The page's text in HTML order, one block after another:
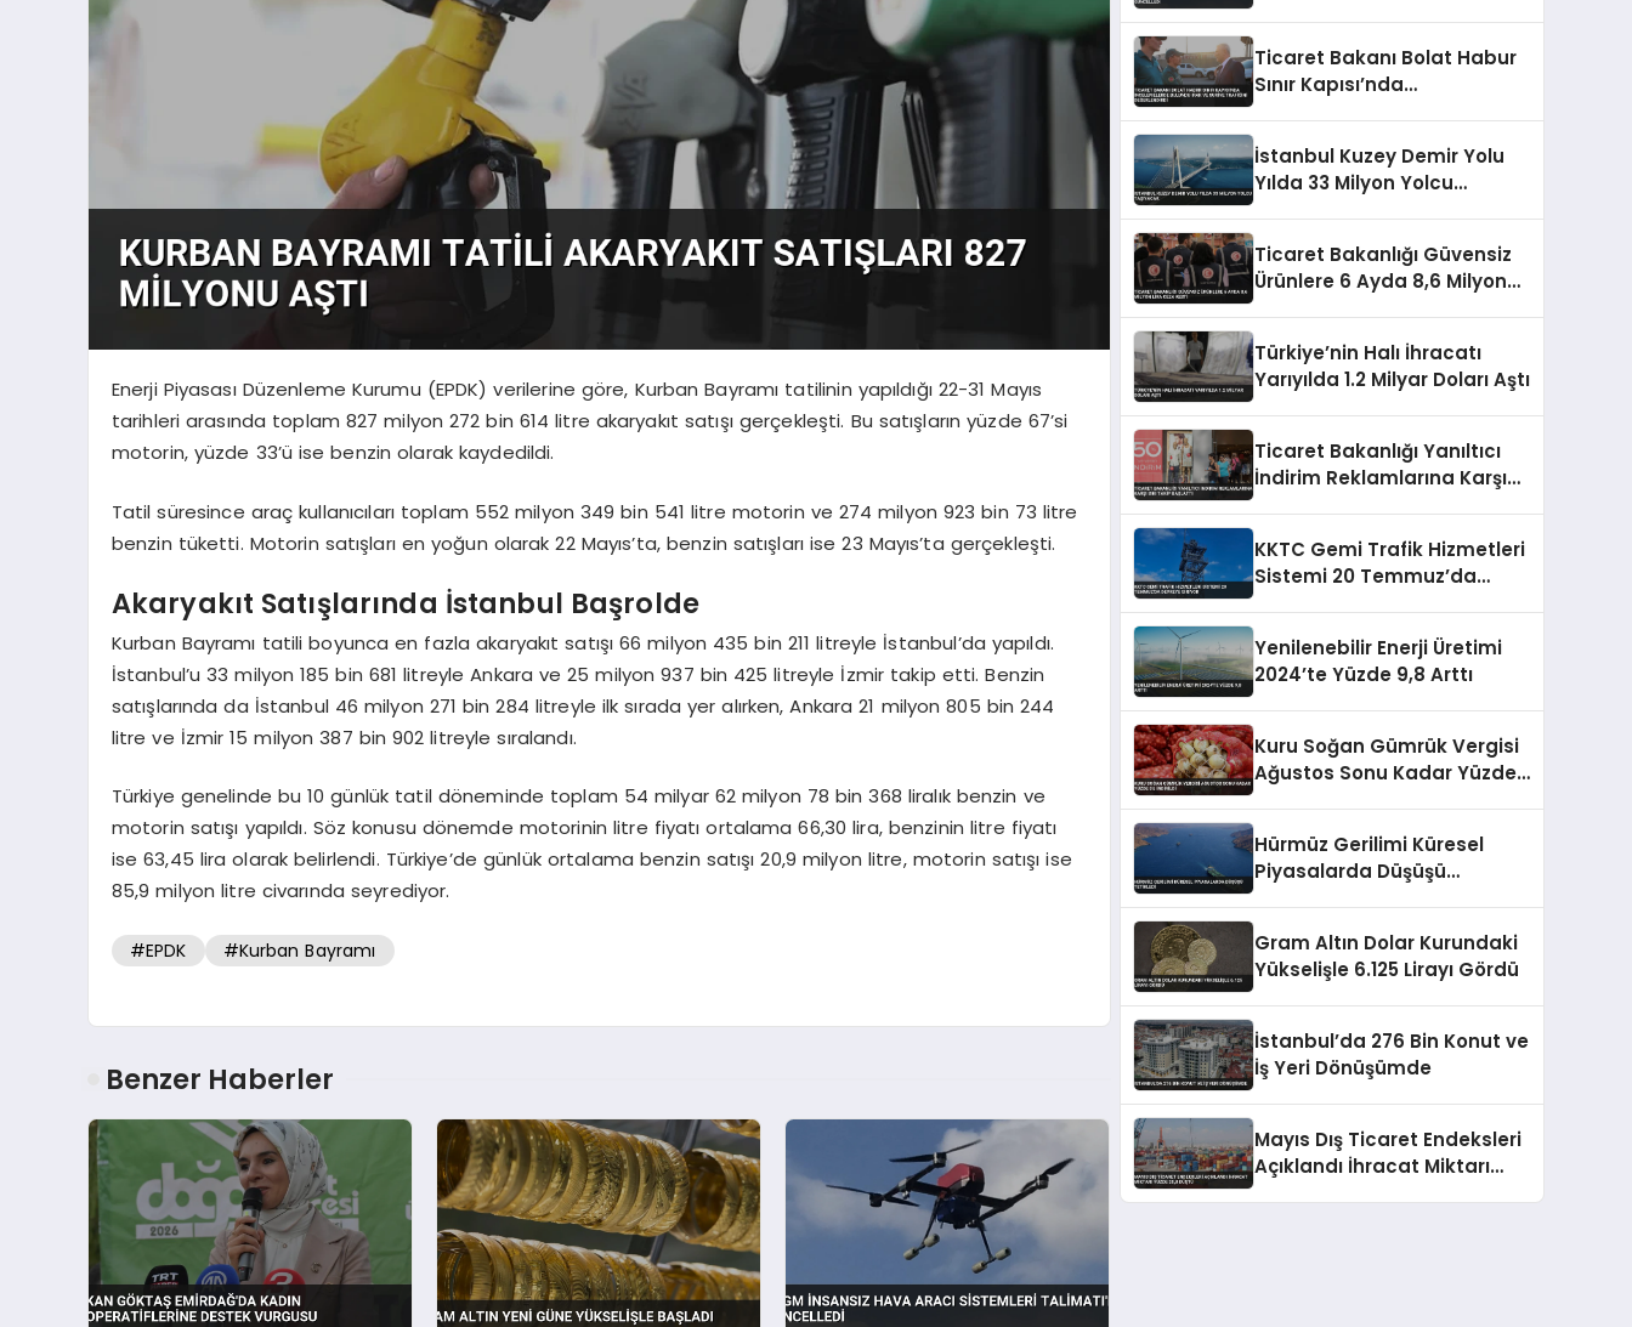
Enerji Piyasası Düzenleme Kurumu (EPDK) verilerine göre, Kurban Bayramı tatilinin yapıldığı 22-31 Mayıs
tarihleri arasında toplam 827 milyon 272 bin 614 litre akaryakıt satışı gerçekleşti. Bu satışların yüzde 67’si
motorin, yüzde 33’ü ise benzin olarak kaydedildi.
Tatil süresince araç kullanıcıları toplam 552 milyon 349 bin 541 litre motorin ve 274 milyon 923 bin 73 litre
benzin tüketti. Motorin satışları en yoğun olarak 22 Mayıs’ta, benzin satışları ise 23 Mayıs’ta gerçekleşti.
Akaryakıt Satışlarında İstanbul Başrolde
Kurban Bayramı tatili boyunca en fazla akaryakıt satışı 66 milyon 435 bin 211 litreyle İstanbul’da yapıldı.
İstanbul’u 33 milyon 185 bin 681 litreyle Ankara ve 25 milyon 937 bin 425 litreyle İzmir takip etti. Benzin
satışlarında da İstanbul 46 milyon 271 bin 284 litreyle ilk sırada yer alırken, Ankara 21 milyon 805 bin 244
litre ve İzmir 15 milyon 387 bin 902 litreyle sıralandı.
Türkiye genelinde bu 10 günlük tatil döneminde toplam 54 milyar 62 milyon 78 bin 368 liralık benzin ve
motorin satışı yapıldı. Söz konusu dönemde motorinin litre fiyatı ortalama 66,30 lira, benzinin litre fiyatı
ise 63,45 lira olarak belirlendi. Türkiye’de günlük ortalama benzin satışı 20,9 milyon litre, motorin satışı ise
85,9 milyon litre civarında seyrediyor.
#EPDK #Kurban Bayramı
Benzer Haberler
Ticaret Bakanı Bolat Habur
Sınır Kapısı’nda
Değerlendirdi
İstanbul Kuzey Demir Yolu
Yılda 33 Milyon Yolcu
Ticaret Bakanlığı Güvensiz
Ürünlere 6 Ayda 8,6 Milyon
Türkiye’nin Halı İhracatı
Yarıyılda 1.2 Milyar Doları Aştı
Ticaret Bakanlığı Yanıltıcı
İndirim Reklamlarına Karşı
KKTC Gemi Trafik Hizmetleri
Sistemi 20 Temmuz’da
Yenilenebilir Enerji Üretimi
2024’te Yüzde 9,8 Arttı
Kuru Soğan Gümrük Vergisi
Ağustos Sonu Kadar Yüzde
Hürmüz Gerilimi Küresel
Piyasalarda Düşüşü
Gram Altın Dolar Kurundaki
Yükselişle 6.125 Lirayı Gördü
İstanbul’da 276 Bin Konut ve
İş Yeri Dönüşümde
Mayıs Dış Ticaret Endeksleri
Açıklandı İhracat Miktarı